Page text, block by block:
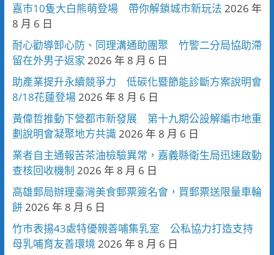
嘉市10隻大白熊萌登場 帶你解鎖城市新玩法 2026 年
8 月 6 日
耐心勸導卸心防、同理溝通助團聚 竹警二分局協助滯
留在外男子返家 2026 年 8 月 6 日
助產業提升永續競爭力 低碳化暨節能診斷方案說明會
8/18花蓮登場2026 年 8 月 6 日
黃偉哲推動下營都市新發展 第十九期公設解編市地重
劃說明會凝聚地方共識2026 年 8 月 6 日
業者自主通報苦茶油檢驗異常，嘉義縣衛生局迅速啟動
查核回收機制 2026 年 8 月 6 日
高雄郵局辦理臺灣美食郵票簽名會，買郵票送限量車輪
餅2026 年 8 月 6 日
竹市表揚43處特優親善哺集乳室 公私協力打造支持
母乳哺育友善環境2026 年 8 月 6 日